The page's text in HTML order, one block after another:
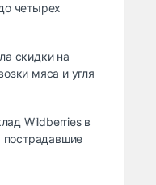
четырех
скидки на
мяса и угля
Wildberries в
пострадавшие